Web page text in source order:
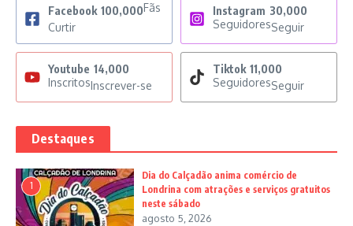
Facebook 100,000Fãs
Curtir
Instagram 30,000
SeguidoresSeguir
Youtube 14,000
Inscritos Inscrever-se
Tiktok 11,000
SeguidoresSeguir
Destaques
1
Dia do Calçadão anima comércio de
Londrina com atrações e serviços gratuitos
neste sábado
agosto 5, 2026